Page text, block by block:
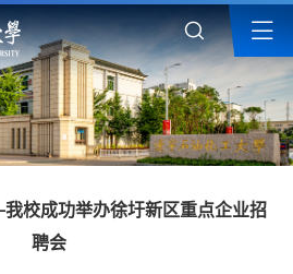
校成功举办徐圩新区重点企业招
聘会